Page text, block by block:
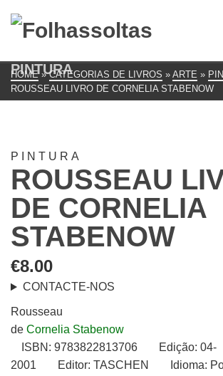
PINTURA
HOME » CATEGORIAS DE LIVROS » ARTE »
ROUSSEAU LIVRO DE CORNELIA STABENOW
PINTURA
ROUSSEAU
DE CORNELIA
STABENOW
€8.00
CONTACTE-NOS
Rousseau
de Cornelia Stabenow
ISBN: 9783822813706 Edição: 04-
2001
Editor: TASCHEN Idioma: